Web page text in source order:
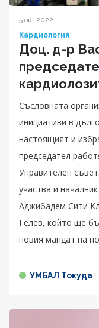
5 окт 2022
Кардиология
Доц. д-р
Съсловната
инициативи в
настоящият и
председател
Управителен
участва и
Аджибадем Сити
Гелев, който ще
новия мандат на
УМБАЛ Токуда